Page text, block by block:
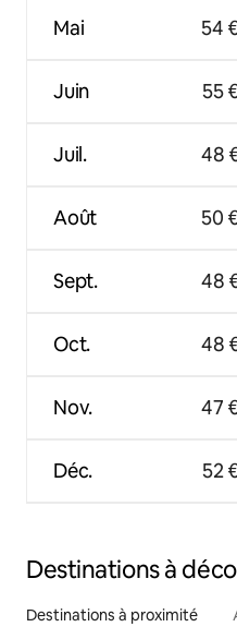
Mai
Juin
Juil.
Août
Sept.
Oct.
Nov.
Déc.
54
55
48
50
48
48
47
52
Destinations à
Destinations à proximité